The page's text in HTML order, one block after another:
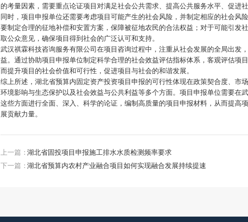
的考量因素，需要重点论证项目对满足社会公共需求、提高公共服务水平、促进
同时，项目申报单位还需要考虑项目可能产生的社会风险，并制定相应的社会风
要制定合理的征地补偿和安置方案，保障被征地农民的合法权益；对于可能引发
取公众意见，确保项目得到社会的广泛认可和支持。
武汉祺霖科技咨询服务有限公司在项目咨询过程中，注重从社会发展的全局出发
益。通过协助项目申报单位制定科学合理的社会效益评估指标体系，客观评估项
而提升项目的社会价值和可行性，促进项目与社会的和谐发展。
综上所述，湖北省预算内固定资产投资项目申报的可行性体现在政策契合度、市
环境影响与生态保护以及社会效益与公共利益等多个方面。项目申报单位需要在
这些方面进行全面、深入、科学的论证，编制高质量的项目申报材料，从而提高
展贡献力量。
上一篇：湖北省固投项目申报施工排水水质检测频率要求
下一篇：湖北省预算内农村产业融合项目如何实现融合发展持续提速